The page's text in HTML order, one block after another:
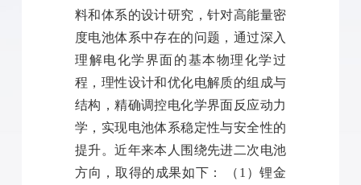
料和体系的设计研究，针对高能量密
度电池体系中存在的问题，通过深入
理解电化学界面的基本物理化学过
程，理性设计和优化电解质的组成与
结构，精确调控电化学界面反应动力
学，实现电池体系稳定性与安全性的
提升。近年来本人围绕先进二次电池
方向，取得的成果如下： （1）锂金